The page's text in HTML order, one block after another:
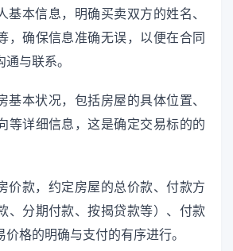
基本信息，明确买卖双方的姓名、
，确保信息准确无误，以便在合同
与联系。
基本状况，包括房屋的具体位置、
等详细信息，这是确定交易标的的
价款，约定房屋的总价款、付款方
、分期付款、按揭贷款等）、付款
价格的明确与支付的有序进行。